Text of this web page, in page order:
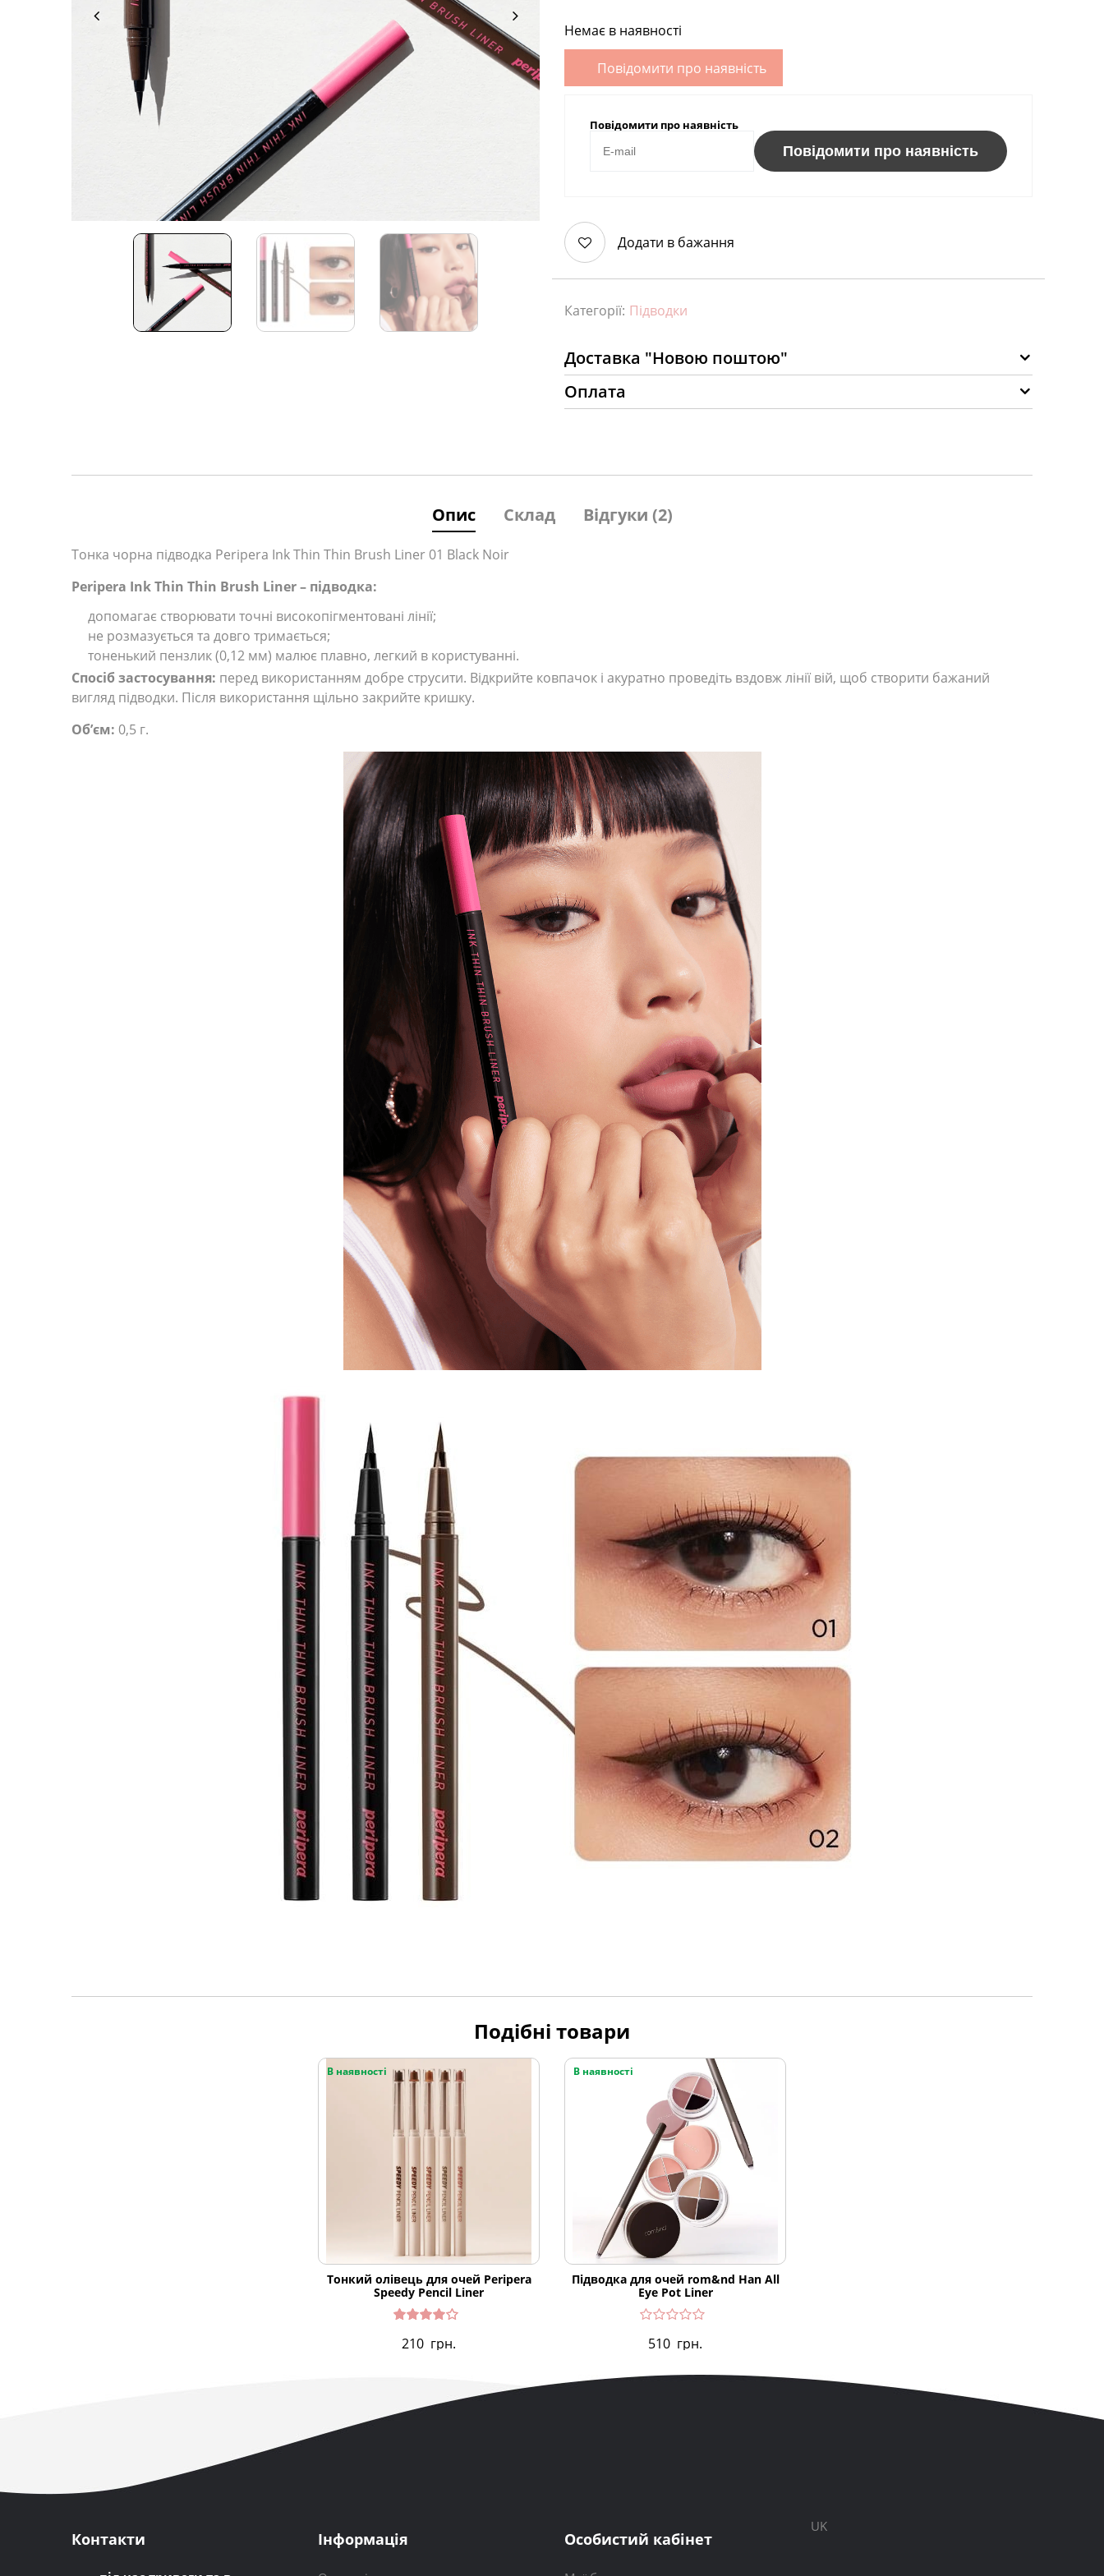
Немає в наявності
Повідомити про наявність
Повідомити про наявність
Повідомити про наявність
Додати в бажання
Категорії: Підводки
Доставка "Новою поштою"
Оплата
Опис Склад Відгуки (2)
Тонка чорна підводка Peripera Ink Thin Thin Brush Liner 01 Black Noir
Peripera Ink Thin Thin Brush Liner – підводка:
допомагає створювати точні високопігментовані лінії;
не розмазується та довго тримається;
тоненький пензлик (0,12 мм) малює плавно, легкий в користуванні.
Спосіб застосування: перед використанням добре струсити. Відкрийте ковпачок і акуратно проведіть вздовж лінії вій, щоб створити бажаний
вигляд підводки. Після використання щільно закрийте кришку.
Об’єм: 0,5 г.
Подібні товари
В наявності
Тонкий олівець для очей Peripera
Speedy Pencil Liner
о в4.00
210 грн.
В наявності
Підводка для очей rom&nd Han All
Eye Pot Liner
510 грн.
Контакти Інформація Особистий кабінет
UK